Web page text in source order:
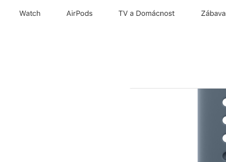
Watch AirPods TV a Domácnost Zábava